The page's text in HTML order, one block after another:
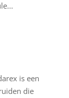
is een
die